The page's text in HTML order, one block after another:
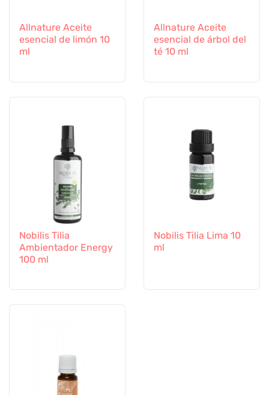
Allnature Aceite
esencial de limón 10
ml
Allnature Aceite
esencial de árbol del
té 10 ml
Nobilis Tilia
Ambientador Energy
100 ml
Nobilis Tilia Lima 10
ml